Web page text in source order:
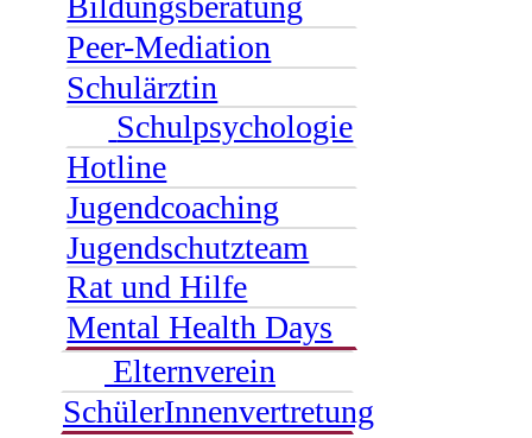
Peer-Mediation
Schulärztin
Schulpsychologie
Hotline
Jugendcoaching
Jugendschutzteam
Rat und Hilfe
Mental Health Days
Elternverein
SchülerInnenvertretung